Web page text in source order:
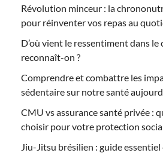
Révolution minceur : la
pour réinventer vos repas au
D’où vient le ressentiment dans le
reconnaît-on ?
Comprendre et combattre les
sédentaire sur notre santé
CMU vs assurance santé privée :
choisir pour votre protection
Jiu-Jitsu brésilien : guide